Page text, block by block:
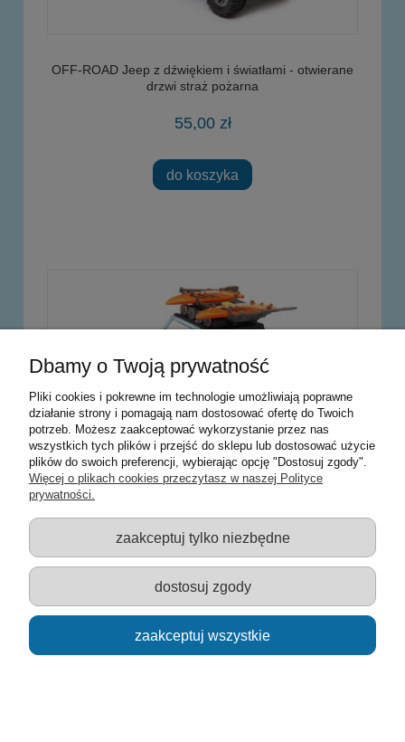
OFF-ROAD Jeep z dźwiękiem i światłami - otwierane
drzwi straż pożarna
55,00 zł
do koszyka
OFF-ROAD Jeep z dźwiękiem i światłami - otwierane
55,00 zł
do koszyka
Dbamy o Twoją prywatność
Pliki cookies i pokrewne im technologie umożliwiają poprawne
działanie strony i pomagają nam dostosować ofertę do Twoich
potrzeb. Możesz zaakceptować wykorzystanie przez nas
wszystkich tych plików i przejść do sklepu lub dostosować użycie
plików do swoich preferencji, wybierając opcję "Dostosuj zgody".
Więcej o plikach cookies przeczytasz w naszej Polityce
prywatności.
zaakceptuj tylko niezbędne
dostosuj zgody
zaakceptuj wszystkie